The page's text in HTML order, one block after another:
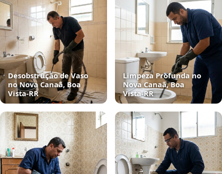
Desobstrução de Vaso
no Nova Canaã, Boa
Vista‑RR
Limpeza Profunda no
Nova Canaã, Boa
Vista‑RR